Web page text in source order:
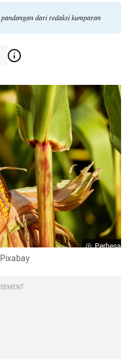
dari redaksi kumparan
Perbesar